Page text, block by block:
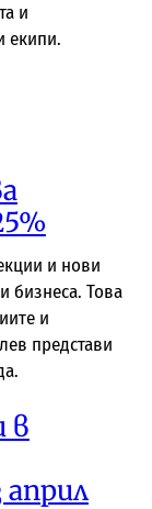
и
екипи.
и нови
бизнеса. Това
и
представи
в